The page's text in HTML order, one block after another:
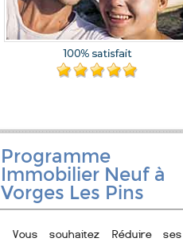
Programme
Immobilier Neuf à
Vorges Les Pins
Vous souhaitez Réduire ses